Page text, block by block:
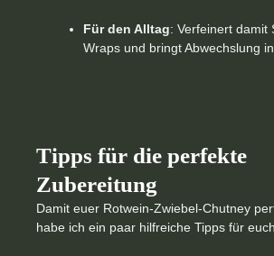
Für den Alltag: Verfeinert damit
Wraps und bringt Abwechslung
Tipps für die perfekte
Zubereitung
Damit euer Rotwein-Zwiebel-Chutney
habe ich ein paar hilfreiche Tipps für